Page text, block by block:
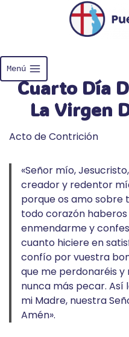
Menú
Cuarto Día
La Virgen
Acto de Contrición
«Señor mío,
creador y redentor
porque os amo sobre
todo corazón
enmendarme y
cuanto hiciere en
confío por vuestra
que me perdonaréis
nunca más pecar.
mi Madre, nuestra
Amén».